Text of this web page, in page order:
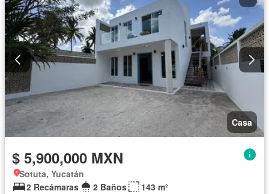
Casa
$ 5,900,000 MXN
Sotuta, Yucatán
2 Recámaras
2 Baños 143 m²